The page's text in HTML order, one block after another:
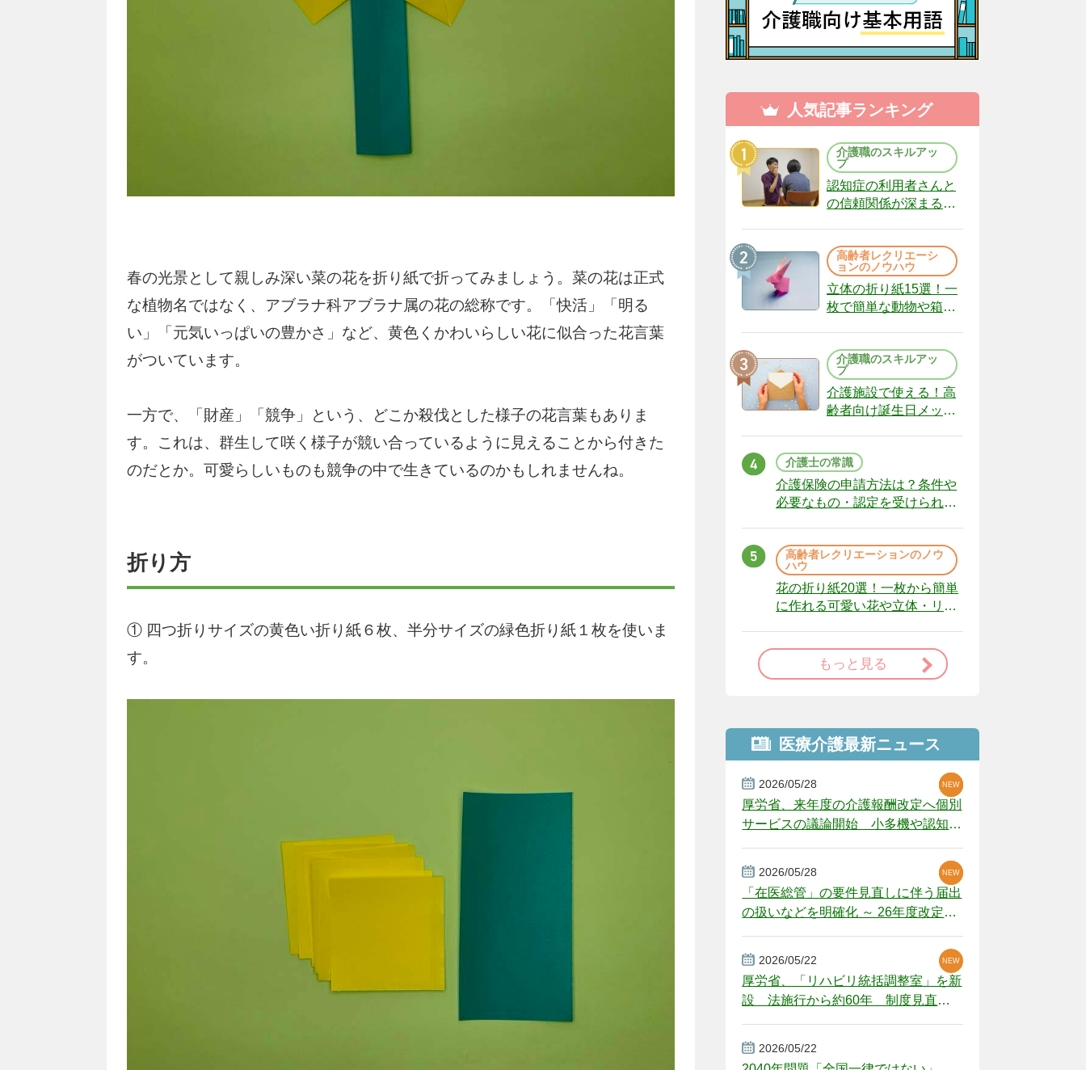
春の光景として親しみ深い菜の花を折り紙で折ってみましょう。菜の花は正式
な植物名ではなく、アブラナ科アブラナ属の花の総称です。「快活」「明る
い」「元気いっぱいの豊かさ」など、黄色くかわいらしい花に似合った花言葉
がついています。
一方で、「財産」「競争」という、どこか殺伐とした様子の花言葉もありま
す。これは、群生して咲く様子が競い合っているように見えることから付きた
のだとか。可愛らしいものも競争の中で生きているのかもしれませんね。
折り方
① 四つ折りサイズの黄色い折り紙６枚、半分サイズの緑色折り紙１枚を使いま
す。
人気記事ランキング
介護職のスキルアッ
プ
認知症の利用者さんと
の信頼関係が深まる声
（22）
高齢者レクリエーシ
ョンのノウハウ
立体の折り紙15選！一
枚で簡単な動物や箱、
介護職のスキルアッ
プ
介護施設で使える！高
齢者向け誕生日メッセ
介護士の常識
介護保険の申請方法は？条件や
必要なもの・認定を受けられな
高齢者レクリエーションのノウ
ハウ
花の折り紙20選！一枚から簡単
に作れる可愛い花や立体・リー
もっと見る
医療介護最新ニュース
2026/05/28
厚労省、来年度の介護報酬改定へ個別
サービスの議論開始 小多機や認知症
NEW
NEW
NEW
2026/05/28
「在医総管」の要件見直しに伴う届出
の扱いなどを明確化 ～ 26年度改定疑
NEW
NEW
2026/05/22
厚労省、「リハビリ統括調整室」を新
設 法施行から約60年 制度見直し
NEW
2026/05/22